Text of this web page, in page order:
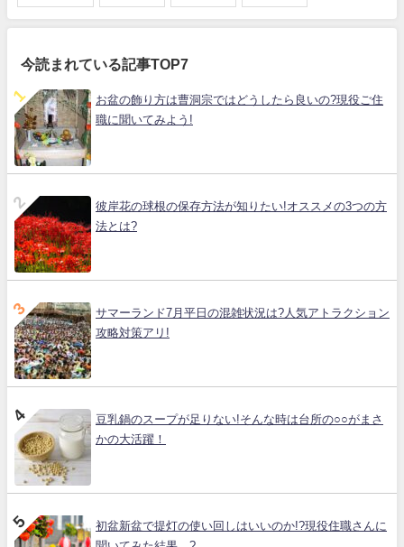
今読まれている記事TOP7
お盆の飾り方は曹洞宗ではどうしたら良いの?現役ご住
職に聞いてみよう!
彼岸花の球根の保存方法が知りたい!オススメの3つの方
法とは?
サマーランド7月平日の混雑状況は?人気アトラクション
攻略対策アリ!
豆乳鍋のスープが足りない!そんな時は台所の○○がまさ
かの大活躍！
初盆新盆で提灯の使い回しはいいのか!?現役住職さんに